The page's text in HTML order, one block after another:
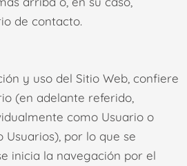
de contacto.
y uso del Sitio Web, confiere
(en adelante referido,
como Usuario o
por lo que se
inicia la navegación por el